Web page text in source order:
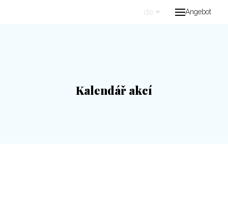
Angebot
de
Kalendář akcí